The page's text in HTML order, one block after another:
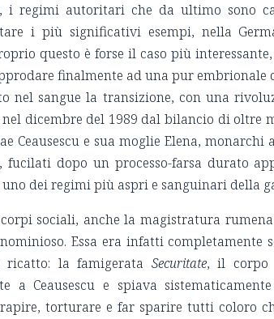
i regimi autoritari che da ultimo sono
i più significativi esempi, nella
questo è forse il caso più
finalmente ad una pur embrionale
nel sangue la transizione, con una
dicembre del 1989 dal bilancio di oltre
Ceausescu e sua moglie Elena,
fucilati dopo un processo-farsa durato
dei regimi più aspri e sanguinari della
sociali, anche la magistratura
Essa era infatti completamente
la famigerata Securitate, il corpo
a Ceausescu e spiava
torturare e far sparire tutti coloro